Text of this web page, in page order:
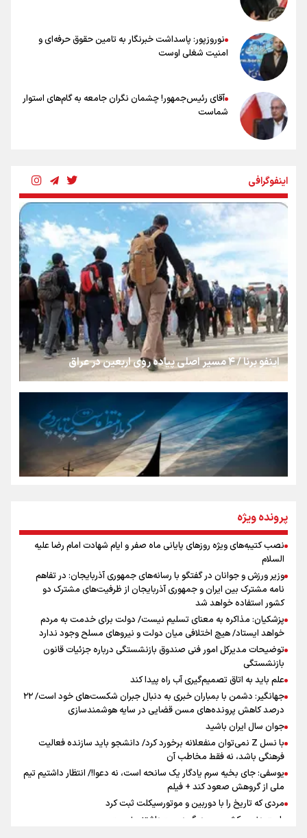
عالمی: جام جهانی از مرحله حذفی جان گرفت/ درباره شیوه بازی تیم ملی
نقد وجود دارد
نوروزپور: پاسداشت خبرنگار به تامین حقوق حرفه‌ای و
امنیت شغلی اوست
آقای رئیس‌جمهور! چشمان نگران جامعه به گام‌های استوار
شماست
بنزین؛ تدبیری برای حفظ امنیت انرژی
«هورامان»؛ میراثی که جهان را شیفته کرد
شکستگیِ بزرگ؛ روایتِ یک استخوان، یک نسل، یک توهم!
رسانه ملی و حق مردم برای شنیدن صدای رئیس‌جمهوری
روایت ایران از کنار مردم
جمله‌ای که بغض چهارماهه را شکست؛ «آهای مردم، آقا از
تهران رفتند»
سه حسرتی که به دلم ماند
اینفوگرافی
اینفو برنا / ۴ مسیر اصلی پیاده روی اربعین در عراق
اینفو برنا / توصیه‌هایی طلایی برای پیاده روی اربعین
اینفو برنا / جدول کامل فاصله مرز شلمچه تا شهرهای زیارتی
عراق
پرونده ویژه
نصب کتیبه‌های ویژه روزهای پایانی ماه صفر و ایام شهادت امام رضا علیه
السلام
وزیر ورزش و جوانان در گفتگو با رسانه‌های جمهوری آذربایجان: در تفاهم
نامه مشترک بین ایران و جمهوری آذربایجان از ظرفیت‌های مشترک دو
کشور استفاده خواهد شد
پزشکیان: مذاکره به معنای تسلیم نیست/ دولت برای خدمت به مردم
خواهد ایستاد/ هیچ اختلافی میان دولت و نیروهای مسلح وجود ندارد
توضیحات مدیرکل امور فنی صندوق بازنشستگی درباره جزئیات قانون
بازنشستگی
علم باید به اتاق تصمیم‌گیری آب راه پیدا کند
جهانگیر: دشمن با بمباران خبری به دنبال جبران شکست‌های خود است/ ۲۲
درصد کاهش پرونده‌های مسن قضایی در سایه هوشمندسازی
جوان سال ایران باشید
با نسل Z نمی‌توان منفعلانه برخورد کرد/ دانشجو باید سازنده فعالیت
فرهنگی باشد، نه فقط مخاطب آن
یوسفی: جای بخیه سرم یادگار یک سانحه است، نه دعوا!/ انتظار داشتیم تیم
ملی از گروهش صعود کند + فیلم
مردی که تاریخ را با دوربین و موتورسیکلت ثبت کرد
رابرت دنیرو: کشور من دیگر دوست‌داشتنی نیست